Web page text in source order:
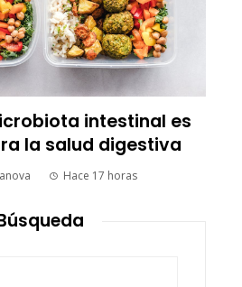
intestinal es
la salud digestiva
Hace 17 horas